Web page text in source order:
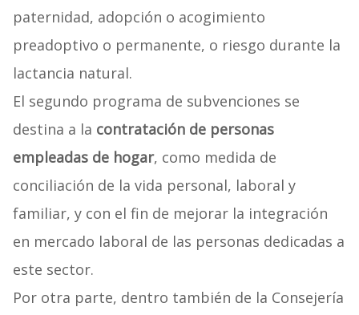
paternidad, adopción o acogimiento
preadoptivo o permanente, o riesgo durante la
lactancia natural.
El segundo programa de subvenciones se
destina a la contratación de personas
empleadas de hogar, como medida de
conciliación de la vida personal, laboral y
familiar, y con el fin de mejorar la integración
en mercado laboral de las personas dedicadas a
este sector.
Por otra parte, dentro también de la Consejería